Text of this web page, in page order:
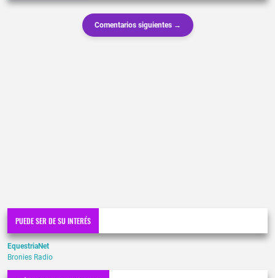
Comentarios siguientes →
PUEDE SER DE SU INTERÉS
EquestriaNet
Bronies Radio